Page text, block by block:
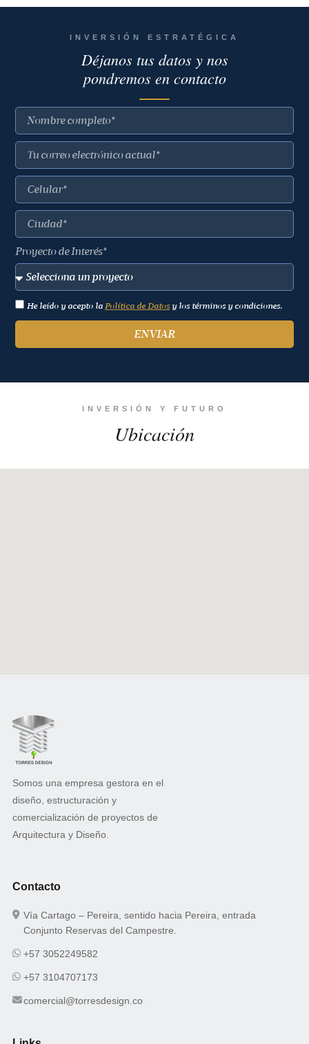
INVERSIÓN ESTRATÉGICA
Déjanos tus datos y nos
pondremos en contacto
Proyecto de Interés*
He leído y acepto la Política de Datos y los términos y condiciones.
ENVIAR
INVERSIÓN Y FUTURO
Ubicación
Somos una empresa gestora en el
diseño, estructuración y
comercialización de proyectos de
Arquitectura y Diseño.
Contacto
Vía Cartago – Pereira, sentido hacia Pereira, entrada
Conjunto Reservas del Campestre.
+57 3052249582
+57 3104707173
comercial@torresdesign.co